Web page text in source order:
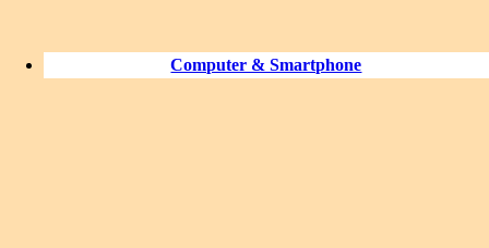
Computer & Smartphone